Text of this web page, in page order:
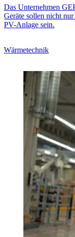
Das Unternehmen
Geräte sollen nicht
PV-Anlage sein.
Wärmetechnik